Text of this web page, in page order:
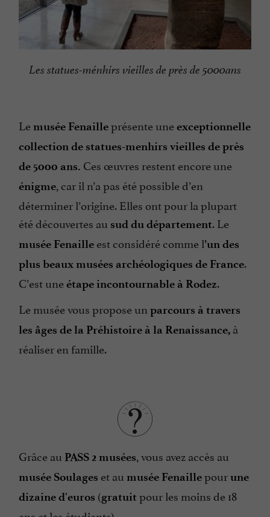
Les statues-ménhirs vieilles de près de 5000ans
Le musée Fenailleprésente uneexceptionnelle
collection de statues-menhirs vieilles de près
de 5000 ans. Ces œuvres restent encore une
énigme, car il n’a pas été possible d’en
déterminer l’origine. Elles ont pour la plupart
été découvertes au sud du département. Le
musée Fenaille est considéré comme l’un des
plus beaux musées archéologiques de France.
C’est uneétapeincontournable à Rodez.
Le musée vous propose un parcours à travers
les âges de la Préhistoire à la Renaissance, à
réaliser en famille.
Grâce au PASS 2 musées, vous avez accès au
musée Soulages et au musée Fenaillepourune
dizaine d'euros (gratuit pour les moins de 18